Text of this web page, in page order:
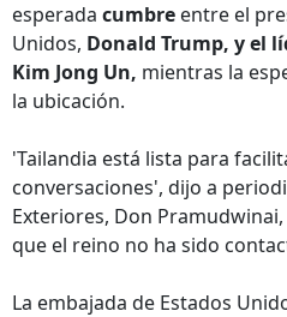
esperada cumbre entre el
Unidos, Donald Trump, y el
Kim Jong Un, mientras la
la ubicación.
'Tailandia está lista para
conversaciones', dijo a
Exteriores, Don
que el reino no ha sido
La embajada de Estados